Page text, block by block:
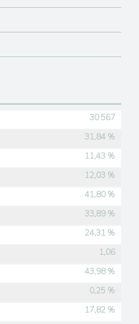
30 567
31,84 %
11,43 %
12,03 %
41,80 %
33,89 %
24,31 %
1,06
43,98 %
0,25 %
17,82 %